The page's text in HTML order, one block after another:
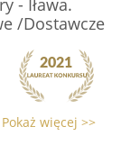
- Iława.
/Dostawcze
Pokaż więcej >>